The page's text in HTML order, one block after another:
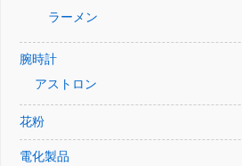
ラーメン
腕時計
アストロン
花粉
電化製品